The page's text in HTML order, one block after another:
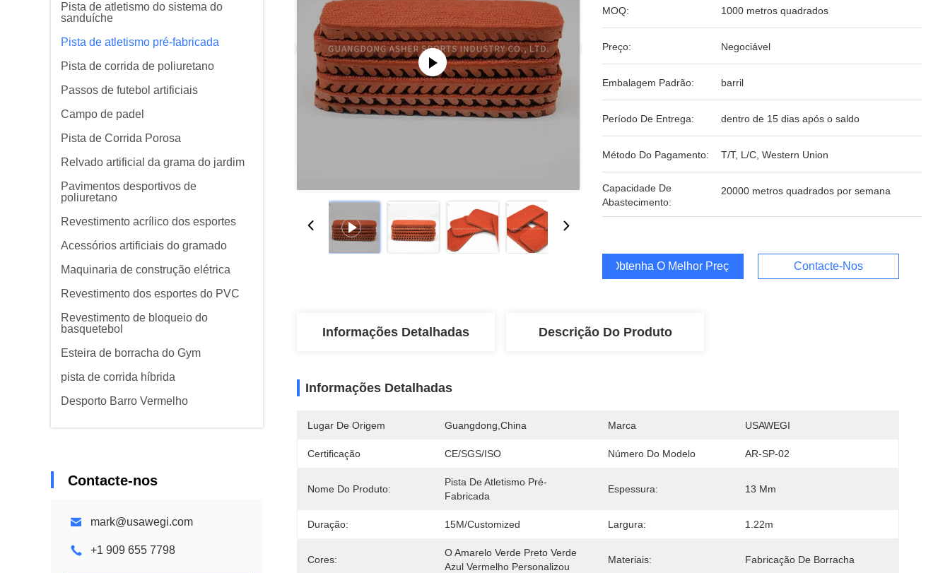
Pista de atletismo do sistema do
sanduíche
Pista de atletismo pré-fabricada
Pista de corrida de poliuretano
Passos de futebol artificiais
Campo de padel
Pista de Corrida Porosa
Relvado artificial da grama do jardim
Pavimentos desportivos de
poliuretano
Revestimento acrílico dos esportes
Acessórios artificiais do gramado
Maquinaria de construção elétrica
Revestimento dos esportes do PVC
Revestimento de bloqueio do
basquetebol
Esteira de borracha do Gym
pista de corrida híbrida
Desporto Barro Vermelho
Contacte-nos
mark@usawegi.com
+1 909 655 7798
MOQ: 1000 metros quadrados
Preço: Negociável
Embalagem Padrão: barril
Período De Entrega: dentro de 15 dias após o saldo
Método Do Pagamento: T/T, L/C, Western Union
Capacidade De
Abastecimento:
20000 metros quadrados por semana
Obtenha O Melhor Preço Contacte-Nos
Informações Detalhadas Descrição Do Produto
Informações Detalhadas
Lugar De Origem Guangdong,China Marca USAWEGI
Certificação CE/SGS/ISO Número Do Modelo AR-SP-02
Nome Do Produto:
Pista De Atletismo Pré-
Fabricada
Espessura: 13 Mm
Duração: 15M/customized Largura: 1.22m
Cores:
O Amarelo Verde Preto Verde
Azul Vermelho Personalizou
Materiais: Fabricação De Borracha